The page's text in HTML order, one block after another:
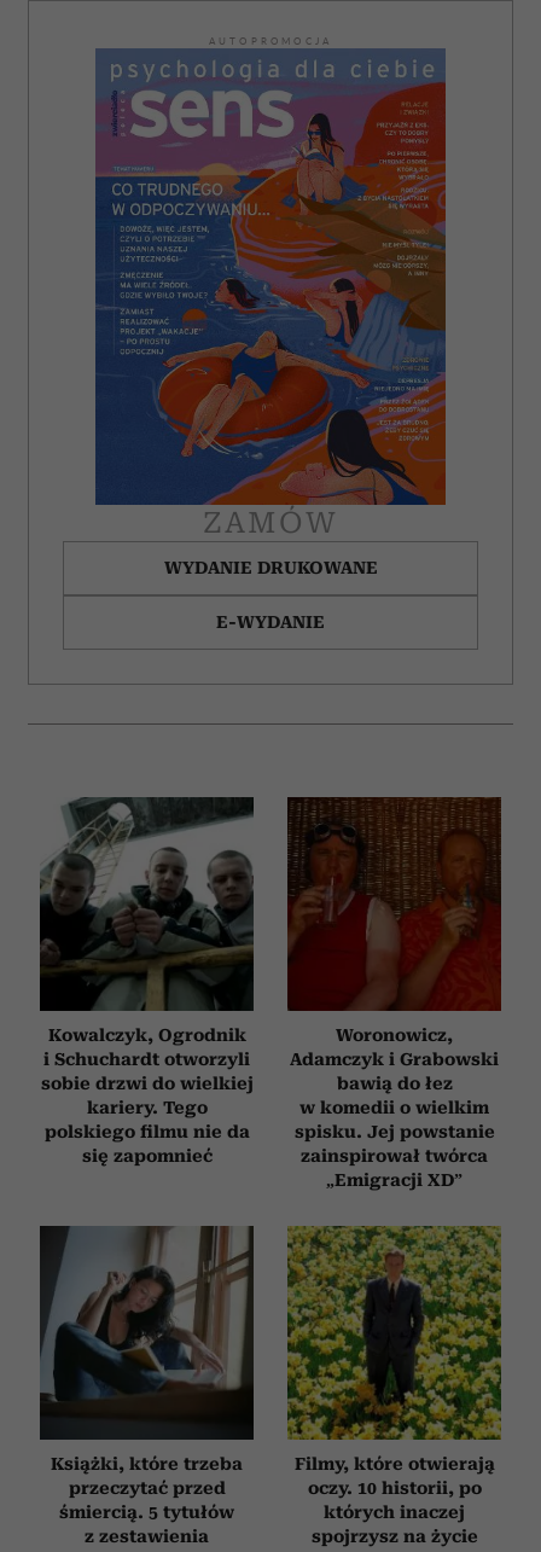
AUTOPROMOCJA
ZAMÓW
WYDANIE DRUKOWANE
E-WYDANIE
Kowalczyk, Ogrodnik
i Schuchardt otworzyli
sobie drzwi do wielkiej
kariery. Tego
polskiego filmu nie da
się zapomnieć
Woronowicz,
Adamczyk i Grabowski
bawią do łez
w komedii o wielkim
spisku. Jej powstanie
zainspirował twórca
„Emigracji XD”
Książki, które trzeba
przeczytać przed
śmiercią. 5 tytułów
z zestawienia
Filmy, które otwierają
oczy. 10 historii, po
których inaczej
spojrzysz na życie